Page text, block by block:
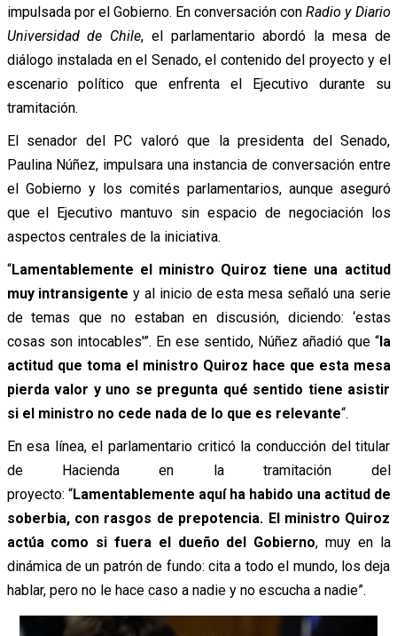
impulsada por el Gobierno. En conversación con Radio y Diario
Universidad de Chile, el parlamentario abordó la mesa de
diálogo instalada en el Senado, el contenido del proyecto y el
escenario político que enfrenta el Ejecutivo durante su
tramitación.
El senador del PC valoró que la presidenta del Senado,
Paulina Núñez, impulsara una instancia de conversación entre
el Gobierno y los comités parlamentarios, aunque aseguró
que el Ejecutivo mantuvo sin espacio de negociación los
aspectos centrales de la iniciativa.
“Lamentablemente el ministro Quiroz tiene una actitud
muy intransigente y al inicio de esta mesa señaló una serie
de temas que no estaban en discusión, diciendo: ‘estas
cosas son intocables'”. En ese sentido, Núñez añadió que “la
actitud que toma el ministro Quiroz hace que esta mesa
pierda valor y uno se pregunta qué sentido tiene asistir
si el ministro no cede nada de lo que es relevante“.
En esa línea, el parlamentario criticó la conducción del titular
de Hacienda en la tramitación del
proyecto: “Lamentablemente aquí ha habido una actitud de
soberbia, con rasgos de prepotencia. El ministro Quiroz
actúa como si fuera el dueño del Gobierno, muy en la
dinámica de un patrón de fundo: cita a todo el mundo, los deja
hablar, pero no le hace caso a nadie y no escucha a nadie”.